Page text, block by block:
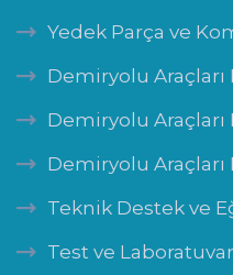
Yedek Parça ve
Demiryolu
Demiryolu Araçları
Demiryolu Araçları
Teknik Destek ve
Test ve